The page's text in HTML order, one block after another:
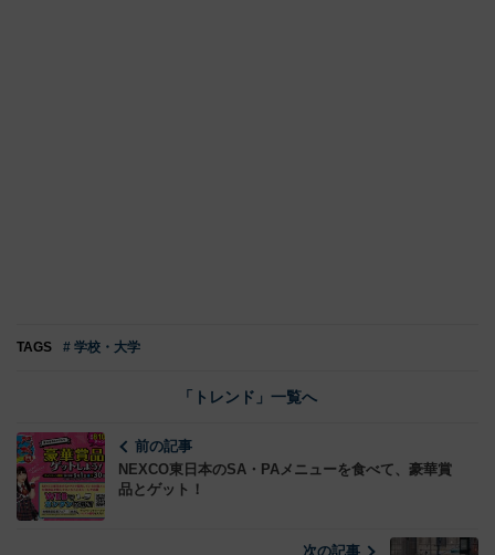
TAGS # 学校・大学
「トレンド」一覧へ
前の記事
NEXCO東日本のSA・PAメニューを食べて、豪華賞
品とゲット！
次の記事